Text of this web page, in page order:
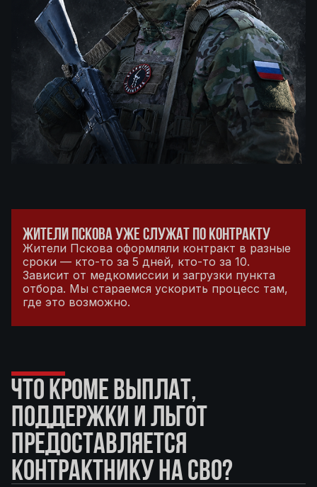
ЖИТЕЛИ ПСКОВА УЖЕ СЛУЖАТ ПО КОНТРАКТУ
Жители Пскова оформляли контракт в разные
сроки — кто-то за 5 дней, кто-то за 10.
Зависит от медкомиссии и загрузки пункта
отбора. Мы стараемся ускорить процесс там,
где это возможно.
ЧТО КРОМЕ ВЫПЛАТ,
ПОДДЕРЖКИ И ЛЬГОТ
ПРЕДОСТАВЛЯЕТСЯ
КОНТРАКТНИКУ НА СВО?